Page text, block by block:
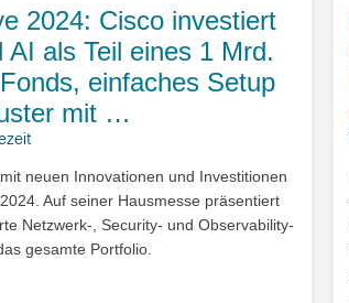
2024: Cisco investiert
AI als Teil eines 1 Mrd.
einfaches Setup
mit …
neuen Innovationen und Investitionen
Auf seiner Hausmesse präsentiert
Netzwerk-, Security- und Observability-
gesamte Portfolio.